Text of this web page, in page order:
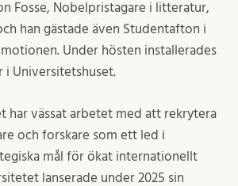
Fosse, Nobelpristagare i litteratur,
han gästade även Studentafton i
Under hösten installerades
i Universitetshuset.
har vässat arbetet med att rekrytera
och forskare som ett led i
mål för ökat internationellt
lanserade under 2025 sin